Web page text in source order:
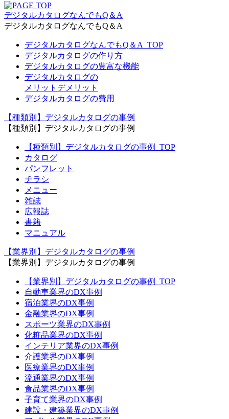
デジタルカタログなんでもQ＆A
デジタルカタログなんでもQ＆A
デジタルカタログなんでもQ＆A_TOP
デジタルカタログの作り方
デジタルカタログの豊富な機能
デジタルカタログの
メリットデメリット
デジタルカタログの費用
【種類別】デジタルカタログの事例
【種類別】デジタルカタログの事例
【種類別】デジタルカタログの事例_TOP
カタログ
パンフレット
チラシ
メニュー
雑誌
広報誌
書籍
マニュアル
【業界別】デジタルカタログの事例
【業界別】デジタルカタログの事例
【業界別】デジタルカタログの事例_TOP
自動車業界のDX事例
宿泊業界のDX事例
金融業界のDX事例
スポーツ業界のDX事例
化粧品業界のDX事例
インテリア業界のDX事例
介護業界のDX事例
医療業界のDX事例
流通業界のDX事例
食品業界のDX事例
子育て業界のDX事例
建設・建築業界のDX事例